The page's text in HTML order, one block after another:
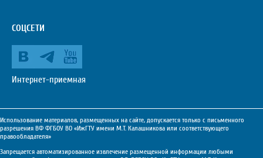
СОЦСЕТИ
Интернет-приемная
Использование материалов, размещенных на сайте, допускается только с письменного
разрешения ВФ ФГБОУ ВО «ИжГТУ имени М.Т. Калашникова или соответствующего
правообладателя»
Запрещается автоматизированное извлечение размещенной информации любыми